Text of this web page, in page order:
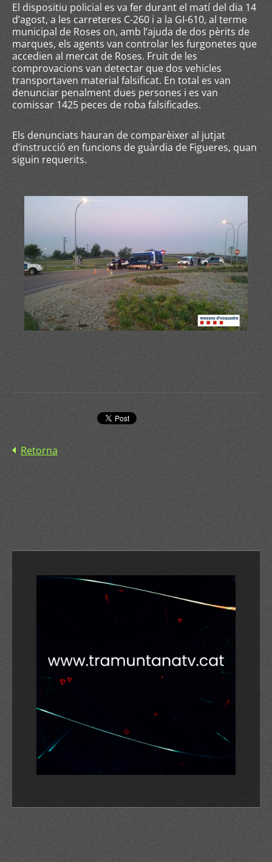
El dispositiu policial es va fer durant el matí del dia 14
d’agost, a les carreteres C-260 i a la GI-610, al terme
municipal de Roses on, amb l’ajuda de dos pèrits de
marques, els agents van controlar les furgonetes que
accedien al mercat de Roses. Fruit de les
comprovacions van detectar que dos vehicles
transportaven material falsificat. En total es van
denunciar penalment dues persones i es van
comissar 1425 peces de roba falsificades.
Els denunciats hauran de comparèixer al jutjat
d’instrucció en funcions de guàrdia de Figueres, quan
siguin requerits.
Retorna